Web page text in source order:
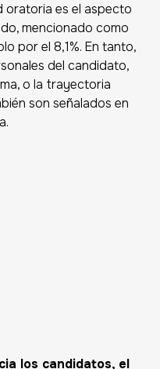
oratoria es el aspecto
mencionado como
por el 8,1%. En tanto,
del candidato,
o la trayectoria
son señalados en
los candidatos, el